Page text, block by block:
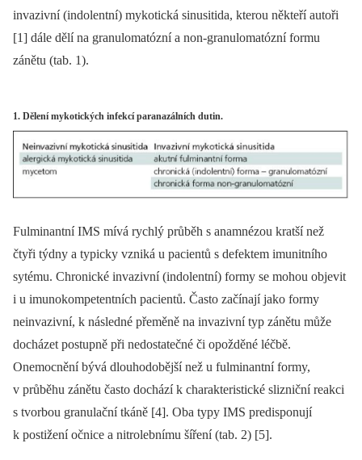
invazivní (indolentní) mykotická sinusitida, kterou někteří autoři
[1] dále dělí na granulomatózní a non-granulomatózní formu
zánětu (tab. 1).
1. Dělení mykotických infekcí paranazálních dutin.
Fulminantní IMS mívá rychlý průběh s anamnézou kratší než
čtyři týdny a typicky vzniká u pacientů s defektem imunitního
sytému. Chronické invazivní (indolentní) formy se mohou objevit
i u imunokompetentních pacientů. Často začínají jako formy
neinvazivní, k následné přeměně na invazivní typ zánětu může
docházet postupně při nedostatečné či opožděné léčbě.
Onemocnění bývá dlouhodobější než u fulminantní formy,
v průběhu zánětu často dochází k charakteristické slizniční reakci
s tvorbou granulační tkáně [4]. Oba typy IMS predisponují
k postižení očnice a nitrolebnímu šíření (tab. 2) [5].